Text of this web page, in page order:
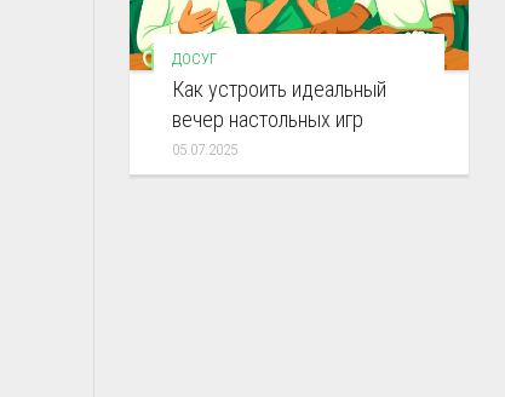
ДОСУГ
Как устроить идеальный
вечер настольных игр
05.07.2025